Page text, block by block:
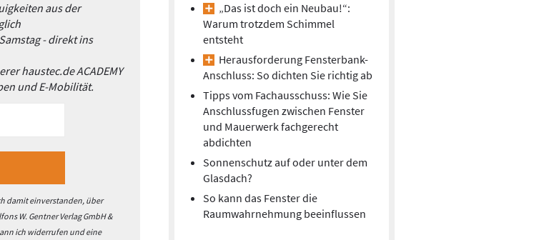
aus der
- direkt ins
haustec.de ACADEMY
und E-Mobilität.
damit einverstanden, über
W. Gentner Verlag GmbH &
ich widerrufen und eine
„Das ist doch ein Neubau!“:
Warum trotzdem Schimmel
entsteht
Herausforderung Fensterbank-
Anschluss: So dichten Sie richtig ab
Tipps vom Fachausschuss: Wie Sie
Anschlussfugen zwischen Fenster
und Mauerwerk fachgerecht
abdichten
Sonnenschutz auf oder unter dem
Glasdach?
So kann das Fenster die
Raumwahrnehmung beeinflussen